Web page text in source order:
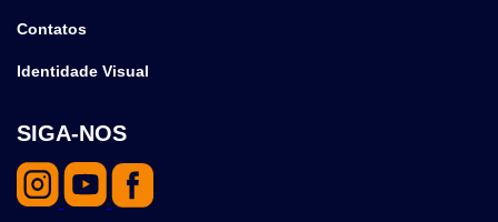
Contatos
Identidade Visual
SIGA-NOS